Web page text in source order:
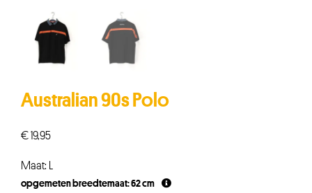
Australian 90s Polo
€19,95
Maat: L
opgemeten breedtemaat: 62 cm